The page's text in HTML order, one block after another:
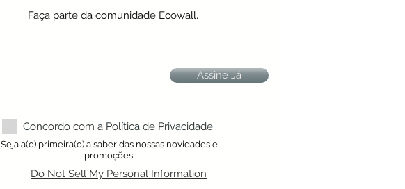
Faça parte da comunidade Ecowall.
Assine Já
Concordo com a Política de Privacidade.
Seja a(o) primeira(o) a saber das nossas novidades e
promoções.
Do Not Sell My Personal Information